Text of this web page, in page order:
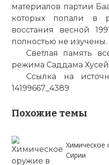
материалов партии
которых попали в
восстания весной
полностью не изучены.
Светлая память
режима Саддама
Ссылка на
14199667_4389
Похожие темы
Химическое
Сирии